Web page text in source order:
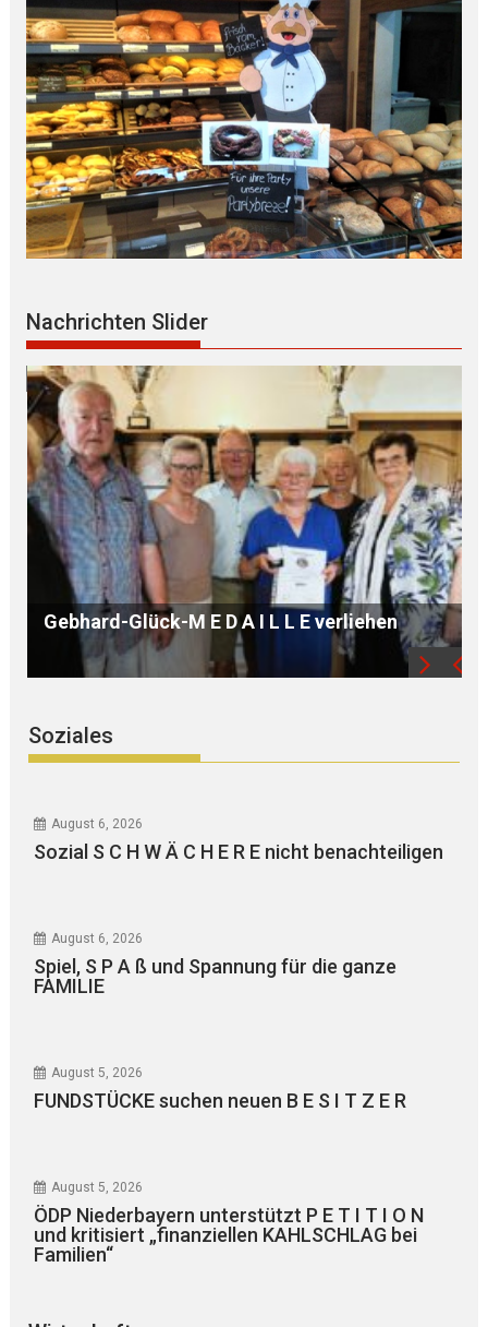
Nachrichten SliderB Ü R G E R S P R E C H S T U N D E mit
WEGER
Soziales
August 6, 2026
Sozial S C H W Ä C H E R E nicht benachteiligen
August 6, 2026
Spiel, S P A ß und Spannung für die ganze
FAMILIE
August 5, 2026
FUNDSTÜCKE suchen neuen B E S I T Z E R
August 5, 2026
ÖDP Niederbayern unterstützt P E T I T I O N
und kritisiert „finanziellen KAHLSCHLAG bei
Familien“